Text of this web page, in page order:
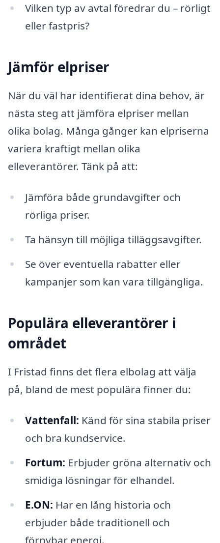
Vilken typ av avtal föredrar du – rörligt
eller fastpris?
Jämför elpriser
När du väl har identifierat dina behov, är
nästa steg att jämföra elpriser mellan
olika bolag. Många gånger kan elpriserna
variera kraftigt mellan olika
elleverantörer. Tänk på att:
Jämföra både grundavgifter och
rörliga priser.
Ta hänsyn till möjliga tilläggsavgifter.
Se över eventuella rabatter eller
kampanjer som kan vara tillgängliga.
Populära elleverantörer i
området
I Fristad finns det flera elbolag att välja
på, bland de mest populära finner du:
Vattenfall: Känd för sina stabila priser
och bra kundservice.
Fortum: Erbjuder gröna alternativ och
smidiga lösningar för elhandel.
E.ON: Har en lång historia och
erbjuder både traditionell och
förnybar energi.